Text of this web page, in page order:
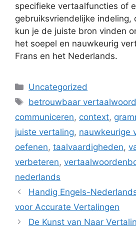
specifieke vertaalfuncties of
gebruiksvriendelijke indeling,
kun je de juiste bron vinden
het soepel en nauwkeurig
Frans en het Nederlands.
Categorieën
Uncategorized
Tags
betrouwbaar
communiceren, context,
juiste vertaling, nauwkeurige
oefenen, taalvaardigheden,
verbeteren,
nederlands
Handig Engels-
voor Accurate Vertalingen
De Kunst van Naar